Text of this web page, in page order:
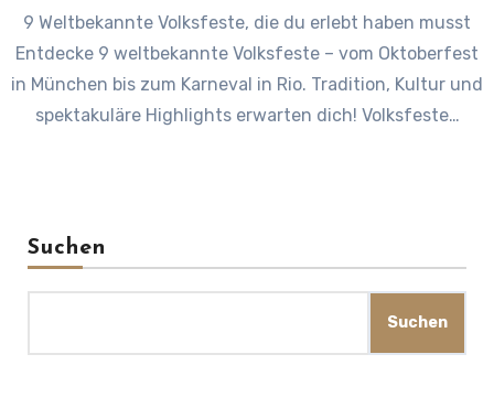
9 Weltbekannte Volksfeste, die du erlebt haben musst
Entdecke 9 weltbekannte Volksfeste – vom Oktoberfest
in München bis zum Karneval in Rio. Tradition, Kultur und
spektakuläre Highlights erwarten dich! Volksfeste…
Suchen
Suchen